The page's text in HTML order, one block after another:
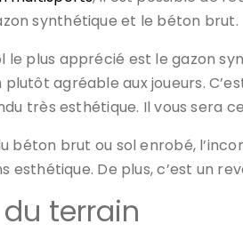
synthétique et le béton brut.
le plus apprécié est le gazon
plutôt agréable aux joueurs.
très esthétique. Il vous sera
béton brut ou sol enrobé,
esthétique. De plus, c’est un
terrain